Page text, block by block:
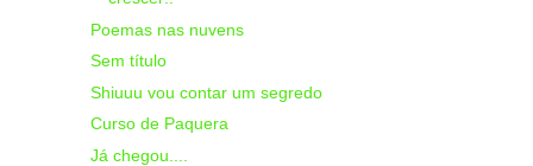
Poemas nas nuvens
Sem título
Shiuuu vou contar um segredo
Curso de Paquera
Já chegou....